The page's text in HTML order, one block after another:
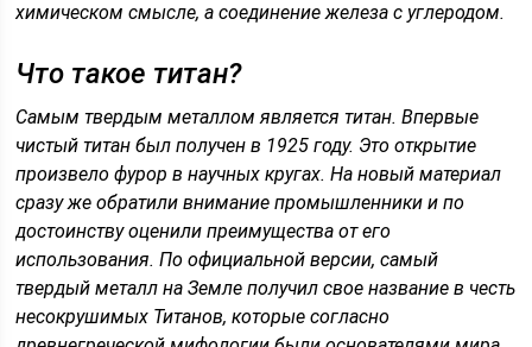
химическом смысле, а соединение железа с углеродом.
Что такое титан?
Самым твердым металлом является титан. Впервые
чистый титан был получен в 1925 году. Это открытие
произвело фурор в научных кругах. На новый материал
сразу же обратили внимание промышленники и по
достоинству оценили преимущества от его
использования. По официальной версии, самый
твердый металл на Земле получил свое название в честь
несокрушимых Титанов, которые согласно